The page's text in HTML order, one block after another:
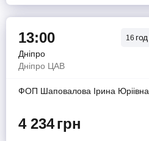
13:00 16 год
Дніпро
Дніпро ЦАВ
ФОП Шаповалова Iрина Юрiiвна
4 234грн